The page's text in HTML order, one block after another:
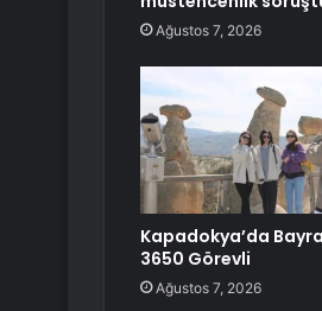
Ağustos 7, 2026
Kapadokya’da
3650 Görevli
Ağustos 7, 2026